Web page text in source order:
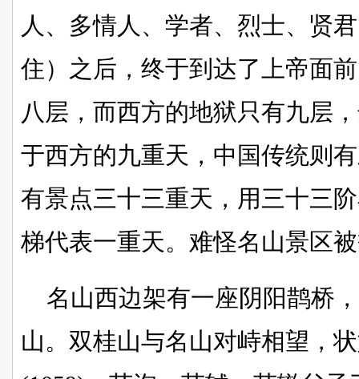
人、多情人、学者、烈士、贤
住）之后，终于到达了上帝面
八层，而西方的地狱只有九层
于西方的九重天，中国传统则
有景点三十三重天，用三十三
梯代表一重天。难怪名山景区
名山西边架有一座阴阳鹊桥
山。双桂山与名山对峙相望，